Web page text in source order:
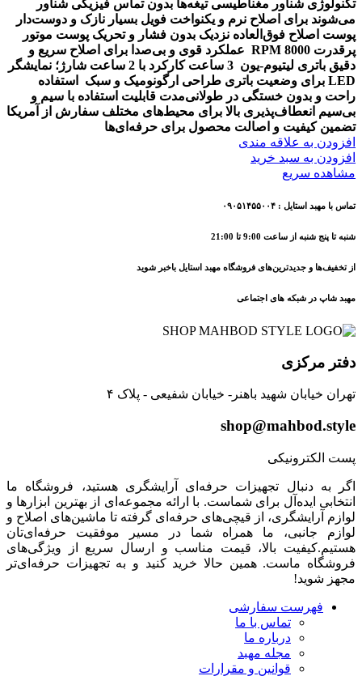
تکنولوژی شناور مغناطیسی تیغه‌ها بدون تماس فیزیکی شناور
می‌شوند برای اصلاح نرم و یکنواخت فویل بسیار نازک و دوست‌دار
پوست اصلاح فوق‌العاده نزدیک بدون فشار و تحریک پوست موتور
پرقدرت 8000 RPM عملکرد قوی و بی‌صدا برای اصلاح سریع و
دقیق
باتری لیتیوم-یون 3 ساعت کارکرد با 2 ساعت شارژ؛ نمایشگر
LED برای وضعیت باتری
طراحی ارگونومیک و سبک استفاده
راحت و بدون خستگی در طولانی‌مدت قابلیت استفاده با سیم و
بی‌سیم انعطاف‌پذیری بالا برای محیط‌های مختلف سفارش از آمریکا
تضمین کیفیت و اصالت محصول برای حرفه‌ای‌ها
افزودن به علاقه مندی
افزودن به سبد خرید
مشاهده سریع
تماس با مهبد استایل : ۰۹۰۵۱۴۵۵۰۰۴
شنبه تا پنج شنبه از ساعت 9:00 تا 21:00
از تخفیف‌ها و جدیدترین‌های فروشگاه مهبد استایل باخبر شوید
مهبد شاپ در شبکه های اجتماعی
دفتر مرکزی
تهران خیابان شهید باهنر- خیابان شفیعی - پلاک ۴
shop@mahbod.style
پست الکترونیکی
اگر به دنبال تجهیزات حرفه‌ای آرایشگری هستید، فروشگاه ما
انتخابی ایده‌آل برای شماست. با ارائه مجموعه‌ای از بهترین ابزارها و
لوازم آرایشگری، از قیچی‌های حرفه‌ای گرفته تا ماشین‌های اصلاح و
لوازم جانبی، ما همراه شما در مسیر موفقیت حرفه‌ای‌تان
هستیم.کیفیت بالا، قیمت مناسب و ارسال سریع از ویژگی‌های
فروشگاه ماست. همین حالا خرید کنید و به تجهیزات حرفه‌ای‌تر
مجهز شوید!
فهرست سفارشی
تماس با ما
درباره ما
مجله مهبد
قوانین و مقرارات